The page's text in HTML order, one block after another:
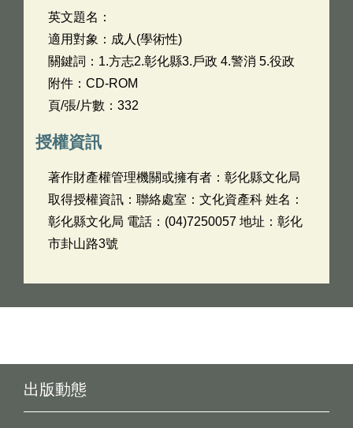
英文題名：
適用對象：成人(學術性)
關鍵詞：1.方志2.彰化縣3.戶政 4.警消 5.役政
附件：CD-ROM
頁/張/片數：332
授權資訊
著作財產權管理機關或擁有者：彰化縣文化局
取得授權資訊：聯絡處室：文化資產科 姓名：
彰化縣文化局 電話：(04)7250057 地址：彰化
市卦山路3號
出版動態